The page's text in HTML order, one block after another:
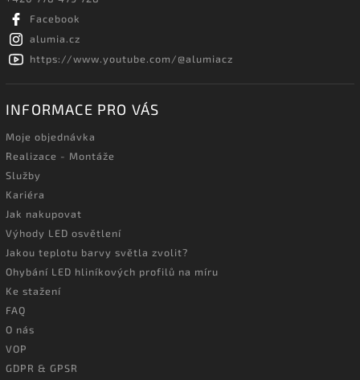
Facebook
alumia.cz
https://www.youtube.com/@alumiacz
INFORMACE PRO VÁS
Moje objednávka
Realizace - Montáže
Služby
Kariéra
Jak nakupovat
Výhody LED osvětlení
Jakou teplotu barvy světla zvolit?
Ohybání LED hliníkových profilů na míru
Ke stažení
FAQ
O nás
VOP
GDPR & GPSR